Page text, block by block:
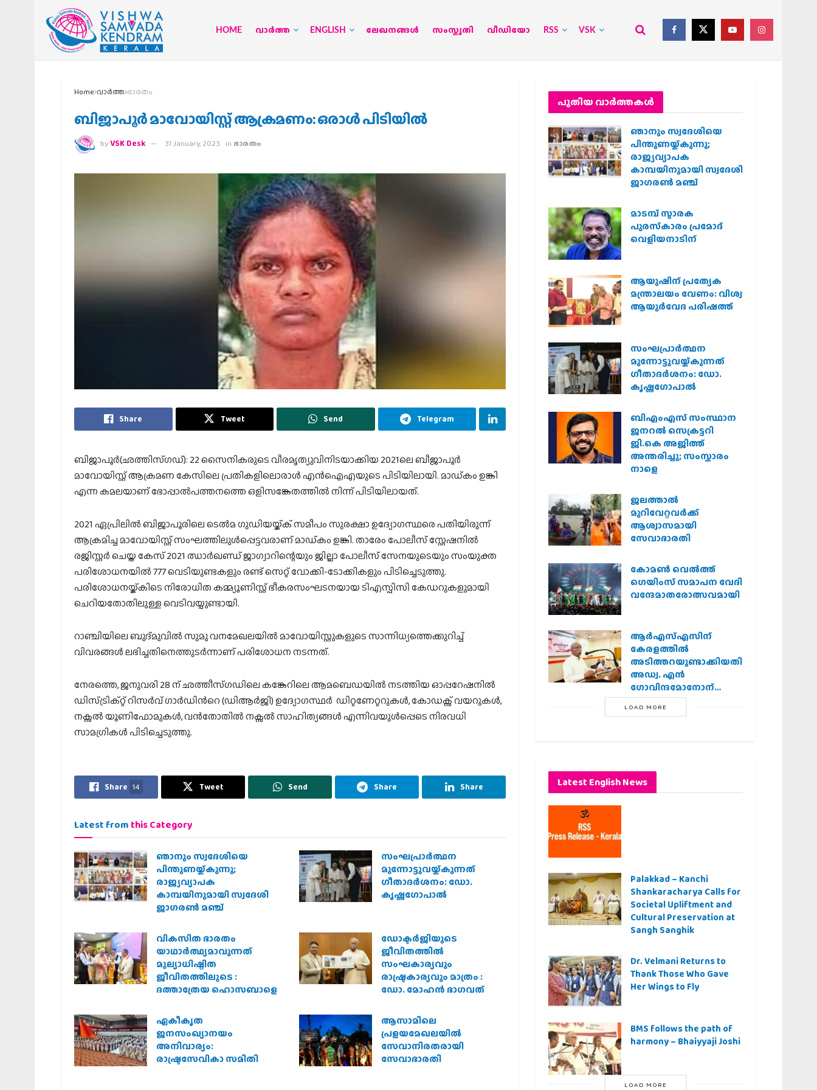
HOME വാര്‍ത്ത ENGLISH ലേഖനങ്ങള്‍ സംസ്കൃതി വീഡിയോ RSS VSK
Home വാര്‍ത്ത ഭാരതം
ബിജാപൂര്‍ മാവോയിസ്റ്റ് ആക്രമണം: ഒരാള്‍ പിടിയില്‍
byVSK Desk 31 January, 2023 in ഭാരതം
Share Tweet Send Telegram
ബിജാപൂര്‍(ഛത്തിസ്ഗഡ്): 22 സൈനികരുടെ വീരമൃത്യുവിനിടയാക്കിയ 2021ലെ ബീജാപൂര്‍
മാവോയിസ്റ്റ് ആക്രമണ കേസിലെ പ്രതികളിലൊരാള്‍ എന്‍ഐഎയുടെ പിടിയിലായി. മാഡ്കം ഉങ്കി
എന്ന കമലയാണ് ഭോപ്പാല്‍പത്തനത്തെ ഒളിസങ്കേതത്തില്‍ നിന്ന് പിടിയിലായത്.
2021 ഏപ്രിലില്‍ ബിജാപൂരിലെ ടെല്‍മ ഗുഡിയയ്ക്ക് സമീപം സുരക്ഷാ ഉദ്യോഗസ്ഥരെ പതിയിരുന്ന്
ആക്രമിച്ച മാവോയിസ്റ്റ് സംഘത്തിലുള്‍പ്പെട്ടവരാണ് മാഡ്കം ഉങ്കി. താരേം പോലീസ് സ്റ്റേഷനില്‍
രജിസ്റ്റര്‍ ചെയ്ത കേസ് 2021 ഝാര്‍ഖണ്ഡ് ജാഗ്വാറിന്റെയും ജില്ലാ പോലീസ് സേനയുടെയും സംയുക്ത
പരിശോധനയില്‍ 777 വെടിയുണ്ടകളും രണ്ട് സെറ്റ് വോക്കി-ടോക്കികളും പിടിച്ചെടുത്തു.
പരിശോധനയ്ക്കിടെ നിരോധിത കമ്മ്യൂണിസ്റ്റ് ഭീകരസംഘടനയായ ടിഎസ്പിസി കേഡറുകളുമായി
ചെറിയതോതിലുള്ള വെടിവയ്പുണ്ടായി.
റാഞ്ചിയിലെ ബുദ്മുവില്‍ സുമു വനമേഖലയില്‍ മാവോയിസ്റ്റുകളുടെ സാന്നിധ്യത്തെക്കുറിച്ച്
വിവരങ്ങള്‍ ലഭിച്ചതിനെത്തുടര്‍ന്നാണ് പരിശോധന നടന്നത്.
നേരത്തെ, ജനുവരി 28 ന് ഛത്തീസ്ഗഡിലെ കങ്കേറിലെ ആമബെഡയില്‍ നടത്തിയ ഓപ്പറേഷനില്‍
ഡിസ്ട്രിക്റ്റ് റിസര്‍വ് ഗാര്‍ഡിന്‍റെ (ഡിആര്‍ജി) ഉദ്യോഗസ്ഥര്‍ ഡിറ്റണേറ്ററുകള്‍, കോഡക്സ് വയറുകള്‍,
നക്സല്‍ യൂണിഫോമുകള്‍, വന്‍തോതില്‍ നക്സല്‍ സാഹിത്യങ്ങള്‍ എന്നിവയുള്‍പ്പെടെ നിരവധി
സാമഗ്രികള്‍ പിടിച്ചെടുത്തു.
Share 14 Tweet Send Share Share
Latest from this Category
ഞാനും സ്വദേശിയെ
പിന്തുണയ്ക്കുന്നു;
രാജ്യവ്യാപക
കാമ്പയിനുമായി സ്വദേശി
ജാഗരണ്‍ മഞ്ച്
സംഘപ്രാര്‍ത്ഥന
മുന്നോട്ടുവയ്ക്കുന്നത്
ഗീതാദര്‍ശനം: ഡോ.
കൃഷ്ണഗോപാല്‍
വികസിത ഭാരതം
യാഥാർത്ഥ്യമാവുന്നത്
മൂല്യാധിഷ്ഠിത
ജീവിതത്തിലൂടെ :
ദത്താത്രേയ ഹൊസബാളെ
ഡോക്ടർജിയുടെ
ജീവിതത്തിൽ
സംഘകാര്യവും
രാഷ്ട്രകാര്യവും മാത്രം :
ഡോ. മോഹൻ ഭാഗവത്
ഏകീകൃത
ജനസംഖ്യാനയം
അനിവാര്യം:
രാഷ്ട്രസേവികാ സമിതി
ആസാമിലെ
പ്രളയമേഖലയില്‍
സേവാനിരതരായി
സേവാഭാരതി
പുതിയ വാര്‍ത്തകള്‍
ഞാനും സ്വദേശിയെ
പിന്തുണയ്ക്കുന്നു;
രാജ്യവ്യാപക
കാമ്പയിനുമായി സ്വദേശി
ജാഗരണ്‍ മഞ്ച്
മാടമ്പ് സ്മാരക
പുരസ്‌കാരം പ്രമോദ്
വെളിയനാടിന്
ആയുഷിന് പ്രത്യേക
മന്ത്രാലയം വേണം: വിശ്വ
ആയുര്‍വേദ പരിഷത്ത്
സംഘപ്രാര്‍ത്ഥന
മുന്നോട്ടുവയ്ക്കുന്നത്
ഗീതാദര്‍ശനം: ഡോ.
കൃഷ്ണഗോപാല്‍
ബിഎംഎസ് സംസ്ഥാന
ജനറൽ സെക്രട്ടറി
ജി.കെ അജിത്ത്
അന്തരിച്ചു; സംസ്കാരം
നാളെ
ജലത്താല്‍
മുറിവേറ്റവര്‍ക്ക്
ആശ്വാസമായി
സേവാഭാരതി
കോമൺ വെൽത്ത്
ഗെയിംസ് സമാപന വേദി
വന്ദേമാതരോത്സവമായി
ആര്‍എസ്എസിന്
കേരളത്തില്‍
അടിത്തറയുണ്ടാക്കിയതില്‍
അഡ്വ. എന്‍
ഗോവിന്ദമോനോന്
പ്രധാന പങ്ക് :എ.
ഗോപാലകൃഷ്ണന്‍
LOAD MORE
Latest English News
Palakkad – Kanchi
Shankaracharya Calls for
Societal Upliftment and
Cultural Preservation at
Sangh Sanghik
Dr. Velmani Returns to
Thank Those Who Gave
Her Wings to Fly
BMS follows the path of
harmony – Bhaiyyaji Joshi
LOAD MORE